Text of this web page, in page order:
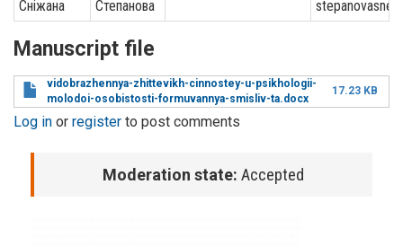
Сніжана
Степанова
Manuscript file
vidobrazhennya-zhittevikh-cinnostey-u-psikhologii-
molodoi-osobistosti-formuvannya-smisliv-ta.docx
17.23 KB
Log in or register to post comments
Moderation state: Accepted